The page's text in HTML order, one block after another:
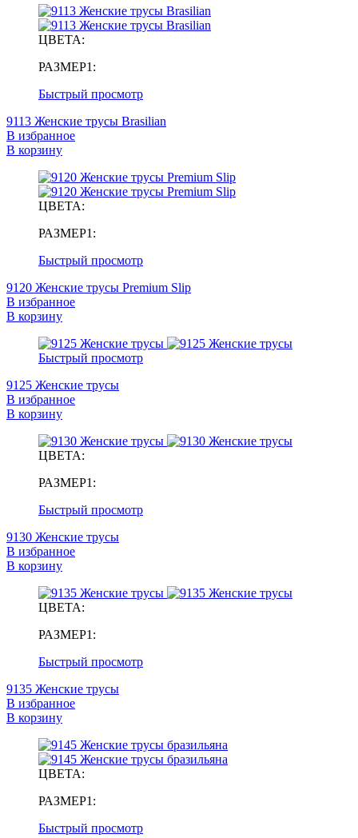
ЦВЕТА:
РАЗМЕР1:
Быстрый просмотр
9113 Женские трусы Brasilian
В избранное
В корзину
ЦВЕТА:
РАЗМЕР1:
Быстрый просмотр
9120 Женские трусы Premium Slip
В избранное
В корзину
Быстрый просмотр
9125 Женские трусы
В избранное
В корзину
ЦВЕТА:
РАЗМЕР1:
Быстрый просмотр
9130 Женские трусы
В избранное
В корзину
ЦВЕТА:
РАЗМЕР1:
Быстрый просмотр
9135 Женские трусы
В избранное
В корзину
ЦВЕТА:
РАЗМЕР1:
Быстрый просмотр